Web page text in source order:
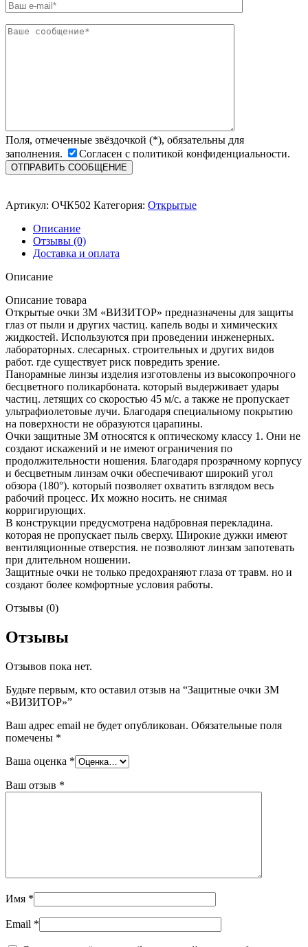
Поля, отмеченные звёздочкой (*), обязательны для
заполнения.
Согласен с политикой конфиденциальности.
Артикул: ОЧК502 Категория: Открытые
Описание
Отзывы (0)
Доставка и оплата
Описание
Описание товара
Открытые очки 3М «ВИЗИТОР» предназначены для защиты
глаз от пыли и других частиц. капель воды и химических
жидкостей. Используются при проведении инженерных.
лабораторных. слесарных. строительных и других видов
работ. где существует риск повредить зрение.
Панорамные линзы изделия изготовлены из высокопрочного
бесцветного поликарбоната. который выдерживает удары
частиц. летящих со скоростью 45 м/с. а также не пропускает
ультрафиолетовые лучи. Благодаря специальному покрытию
на поверхности не образуются царапины.
Очки защитные 3M относятся к оптическому классу 1. Они не
создают искажений и не имеют ограничения по
продолжительности ношения. Благодаря прозрачному корпусу
и бесцветным линзам очки обеспечивают широкий угол
обзора (180°). который позволяет охватить взглядом весь
рабочий процесс. Их можно носить. не снимая
корригирующих.
В конструкции предусмотрена надбровная перекладина.
которая не пропускает пыль сверху. Широкие дужки имеют
вентиляционные отверстия. не позволяют линзам запотевать
при длительном ношении.
Защитные очки не только предохраняют глаза от травм. но и
создают более комфортные условия работы.
Отзывы (0)
Отзывы
Отзывов пока нет.
Будьте первым, кто оставил отзыв на “Защитные очки 3М
«ВИЗИТОР»”
Ваш адрес email не будет опубликован. Обязательные поля
помечены *
Ваша оценка *
Ваш отзыв *
Имя *
Email *